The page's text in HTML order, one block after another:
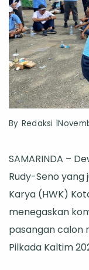
By Redaksi 1
SAMARINDA –
Rudy-Seno
Karya (HWK)
menegaskan
pasangan calon
Pilkada Kaltim